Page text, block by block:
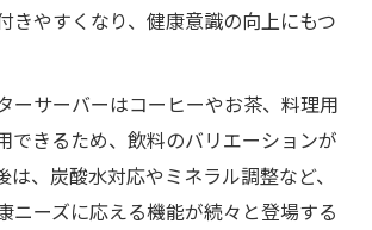
きやすくなり、健康意識の向上にもつ
ーサーバーはコーヒーやお茶、料理用
できるため、飲料のバリエーションが
は、炭酸水対応やミネラル調整など、
ニーズに応える機能が続々と登場する